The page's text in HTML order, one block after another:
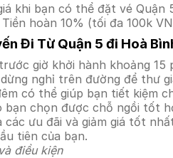
khi bạn có thể đặt vé
hoàn 10% (tối đa 100k
Đi Từ Quận 5 đi Hoà
giờ khởi hành khoảng 15
nghỉ trên đường để thư
có thể giúp bạn tiết kiệm
bạn chọn được chỗ ngồi tốt
ưu đãi và giảm giá tốt
tiên của bạn.
điều kiện